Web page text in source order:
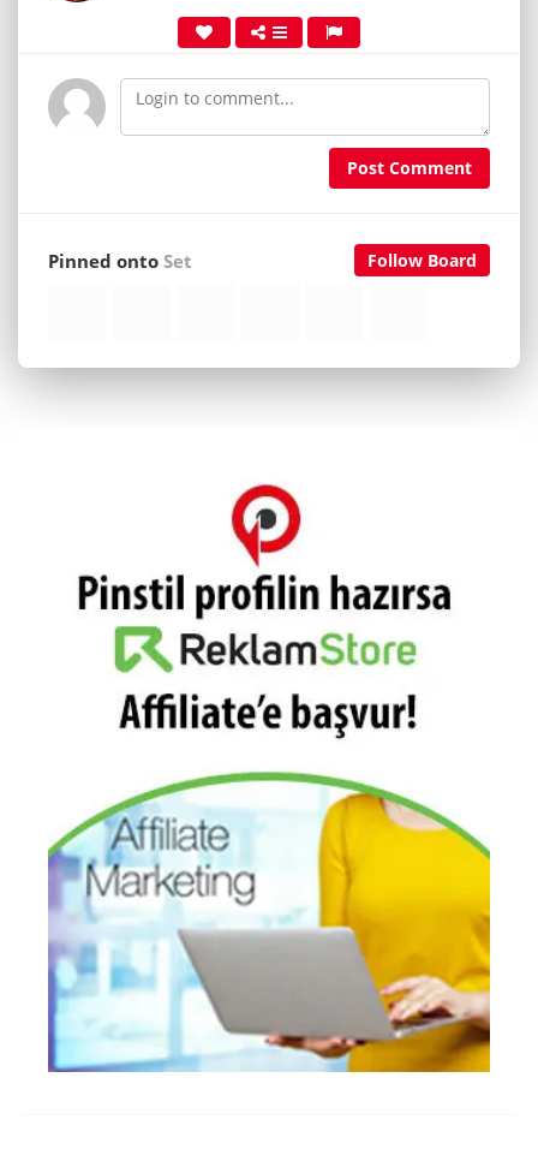
Post Comment
Follow Board
Pinned ontoSet